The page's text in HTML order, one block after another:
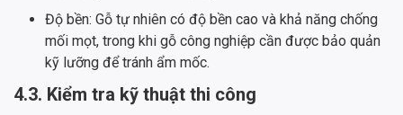
Độ bền: Gỗ tự nhiên có độ bền cao và khả năng chống
mối mọt, trong khi gỗ công nghiệp cần được bảo quản
kỹ lưỡng để tránh ẩm mốc.
4.3. Kiểm tra kỹ thuật thi công